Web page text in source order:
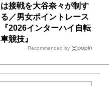
は接戦を大谷奈々が制す
る／男女ポイントレース
『2026インターハイ自転
車競技』
Recommended by